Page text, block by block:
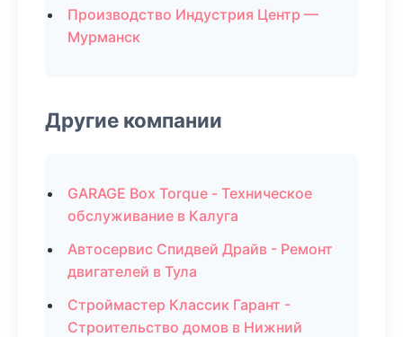
Производство Индустрия Центр —
Мурманск
Другие компании
GARAGE Box Torque - Техническое
обслуживание в Калуга
Автосервис Спидвей Драйв - Ремонт
двигателей в Тула
Строймастер Классик Гарант -
Строительство домов в Нижний